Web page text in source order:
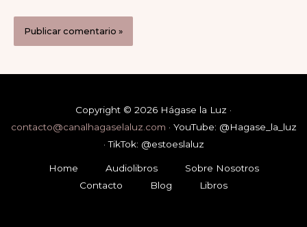
Copyright © 2026 Hágase la Luz ·
contacto@canalhagaselaluz.com · YouTube: @Hagase_la_luz
· TikTok: @estoeslaluz
Home Audiolibros
Sobre Nosotros
Contacto
Blog Libros